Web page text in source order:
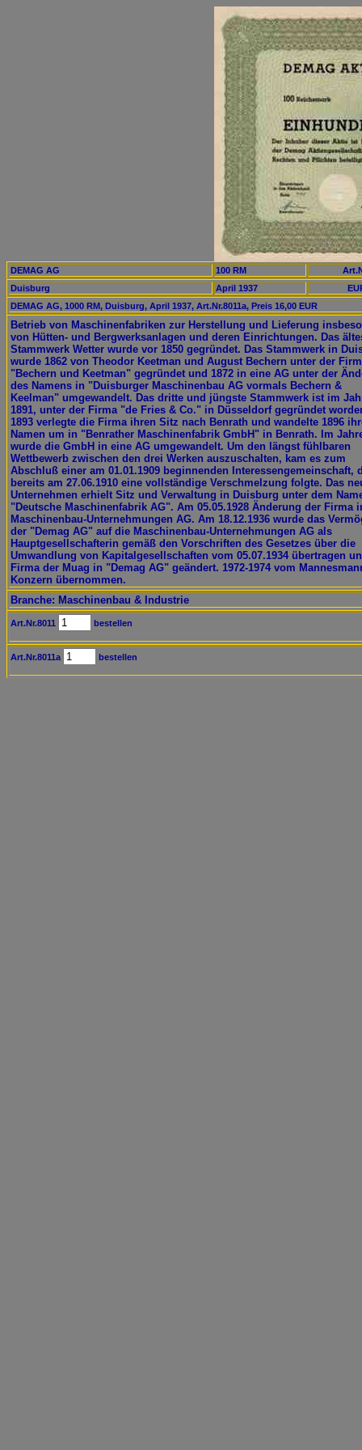
DEMAG AG 100 RM
Duisburg
April 1937
DEMAG AG, 1000 RM, Duisburg, April 1937, Art.Nr.8011a, Preis 16,00 EUR
Betrieb von Maschinenfabriken zur Herstellung und Lieferung
von Hütten- und Bergwerksanlagen und deren Einrichtungen. Das
Stammwerk Wetter wurde vor 1850 gegründet. Das Stammwerk in
wurde 1862 von Theodor Keetman und August Bechern unter der
"Bechern und Keetman" gegründet und 1872 in eine AG unter der
des Namens in "Duisburger Maschinenbau AG vormals Bechern &
Keelman" umgewandelt. Das dritte und jüngste Stammwerk ist im
1891, unter der Firma "de Fries & Co." in Düsseldorf gegründet
1893 verlegte die Firma ihren Sitz nach Benrath und wandelte 1896
Namen um in "Benrather Maschinenfabrik GmbH" in Benrath. Im
wurde die GmbH in eine AG umgewandelt. Um den längst fühlbaren
Wettbewerb zwischen den drei Werken auszuschalten, kam es zum
Abschluß einer am 01.01.1909 beginnenden Interessengemeinschaft,
bereits am 27.06.1910 eine vollständige Verschmelzung folgte. Das
Unternehmen erhielt Sitz und Verwaltung in Duisburg unter dem
"Deutsche Maschinenfabrik AG". Am 05.05.1928 Änderung der Firma
Maschinenbau-Unternehmungen AG. Am 18.12.1936 wurde das
der "Demag AG" auf die Maschinenbau-Unternehmungen AG als
Hauptgesellschafterin gemäß den Vorschriften des Gesetzes über die
Umwandlung von Kapitalgesellschaften vom 05.07.1934 übertragen
Firma der Muag in "Demag AG" geändert. 1972-1974 vom
Konzern übernommen.
Branche: Maschinenbau & Industrie
Art.Nr.8011 bestellen
Art.Nr.8011a bestellen